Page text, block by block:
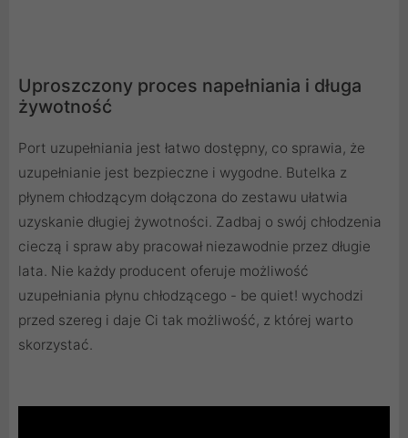
Uproszczony proces napełniania i długa
żywotność
Port uzupełniania jest łatwo dostępny, co sprawia, że
uzupełnianie jest bezpieczne i wygodne. Butelka z
płynem chłodzącym dołączona do zestawu ułatwia
uzyskanie długiej żywotności. Zadbaj o swój chłodzenia
cieczą i spraw aby pracował niezawodnie przez długie
lata. Nie każdy producent oferuje możliwość
uzupełniania płynu chłodzącego - be quiet! wychodzi
przed szereg i daje Ci tak możliwość, z której warto
skorzystać.